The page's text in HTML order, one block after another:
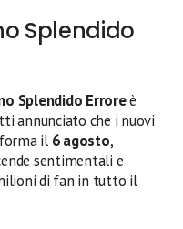
Splendido
Splendido Erroreè
annunciato che i nuovi
il 6 agosto,
sentimentali e
di fan in tutto il